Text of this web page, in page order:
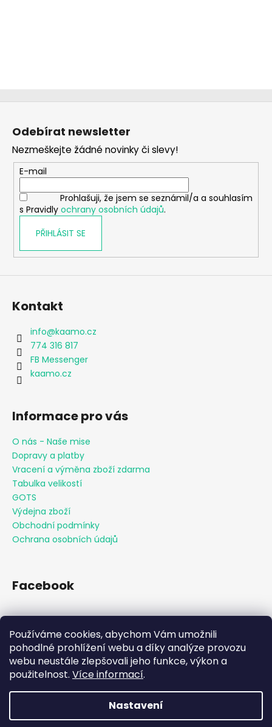
Používáme cookies, abychom Vám umožnili
pohodlné prohlížení webu a díky analýze provozu
webu neustále zlepšovali jeho funkce, výkon a
použitelnost. Více informací.
Nastavení
Z
Odebírat newsletter
Nezmeškejte žádné novinky či slevy!
E-mail
Prohlašuji, že jsem se seznámil/a a souhlasím
s Pravidly ochrany osobních údajů.
PŘIHLÁSIT SE
Kontakt
info@kaamo.cz
774 316 817
FB Messenger
kaamo.cz
Informace pro vás
O nás - Naše mise
Dopravy a platby
Vracení a výměna zboží zdarma
Tabulka velikostí
GOTS
Výdejna zboží
Obchodní podmínky
Ochrana osobních údajů
Facebook
Přijímáme online platby